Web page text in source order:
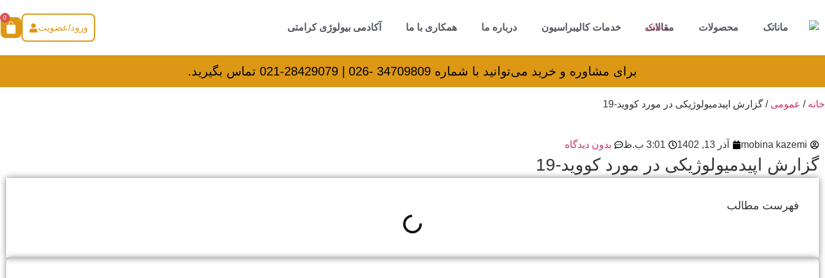
ماناتک محصولات مقالات خدمات کالیبراسیون درباره ما همکاری با ما آکادمی بیولوژی کرامتی
0
ورود/عضویت
برای مشاوره و خرید می‌توانید با شماره 34709809 -026 | 28429079-021 تماس بگیرید.
خانه / عمومی / گزارش اپیدمیولوژیکی در مورد کووید-19
mobina kazemi آذر 13, 1402 3:01 ب.ظ بدون دیدگاه
گزارش اپیدمیولوژیکی در مورد کووید-19
فهرست مطالب